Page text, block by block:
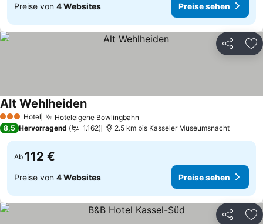
Preise von 4 Websites Preise sehen
Teilen
3 SterneHotel Hoteleigene Bowlingbahn
Alt Wehlheiden
8,5 Hervorragend 1.162 2.5 km bis Kasseler Museumsnacht
Ab 112 €
Preise von 4 Websites Preise sehen
Teilen